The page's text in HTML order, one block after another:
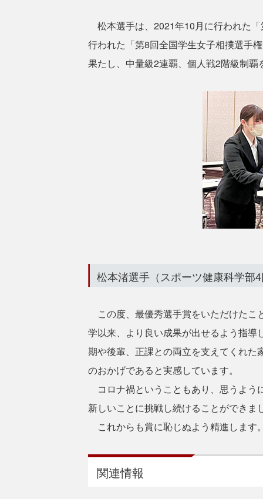
松本選手は、2021年10月に行われた
行われた「第8回全国学生女子相撲選手
果たし、中量級2連覇、個人戦2階級制覇
松本渚選手（スポーツ健康科学部
この度、最優秀選手賞をいただけたこ
学以来、より良い成果が出せるよう指
期や後輩、正課との両立を支えてくれ
のおかげであると実感しています。
コロナ禍ということもあり、思うよう
新しいことに挑戦し続けることができま
これからも賞に恥じぬよう精進します
関連情報